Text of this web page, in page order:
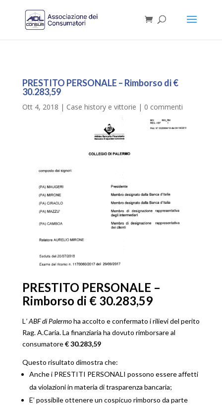
PRESTITO PERSONALE – Rimborso di €
30.283,59
Ott 4, 2018 | Case history e vittorie | 0 commenti
PRESTITO PERSONALE –
Rimborso di € 30.283,59
L’ABF di Palermoha accolto e confermato i rilievi del perito
Rag. A.Caria. La finanziaria ha dovuto rimborsare al
consumatore€ 30.283,59
Questo risultato dimostra che:
Anche i PRESTITI PERSONALI possono essere affetti
da violazioni in materia di trasparenza bancaria;
E’ possibile ottenere un cospicuo rimborso da parte